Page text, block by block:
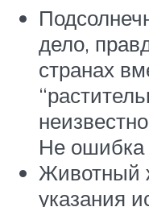
дело,
странах
Не ошибка
Животный
указания